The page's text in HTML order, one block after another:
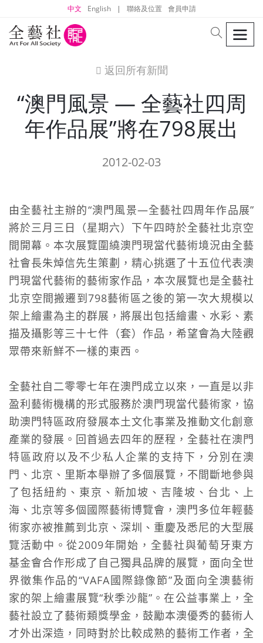
中文 English | 聯絡及位置 會員申請
search
icon
返回所有新聞
“澳門風景 — 全藝社四周
年作品展”將在798展出
2012-02-03
由全藝社主辦的“澳門風景—全藝社四周年作品展”
將於三月三日（星期六）下午四時於全藝社北京空
間開幕。 本次展覽圍繞澳門現當代藝術境況由全藝
社會長朱焯信先生策劃，精心挑選了十五位代表澳
門現當代藝術的藝術家作品，本次展覽也是全藝社
北京空間搬遷到798藝術區之後的第一次大規模以
架上繪畫為主的群展，將展出包括繪畫、水彩、素
描及攝影等三十七件（套）作品，希望會為大陸觀
眾帶來新鮮不一樣的東西。
全藝社自二零零七年在澳門成立以來，一直是以非
盈利藝術機構的形式服務於澳門現當代藝術家，協
助澳門特區政府發展本土文化事業及推動文化創意
產業的發展。 回首過去四年的歷程，全藝社在澳門
特區政府以及不少私人企業的支持下，分別在澳
門、北京、里斯本舉辦了多個展覽，不間斷地參與
了包括紐約、東京、新加坡、吉隆坡、 台北、上
海、北京等多個國際藝術博覽會，澳門多位年輕藝
術家亦被推薦到北京、深圳、重慶及悉​​尼的大型展
覽活動中。從2009年開始，全藝社與葡萄牙東方
基金會合作形成了自己獨具品牌的展覽，面向全世
界徵集作品的“VAFA國際錄像節”及面向全澳藝術
家的架上繪畫展覽“秋季沙龍”。在公益事業上，全
藝社設立了藝術類獎學金，鼓勵本澳優秀的藝術人
才外出深造，同時對於比較成熟的藝術工作者，全